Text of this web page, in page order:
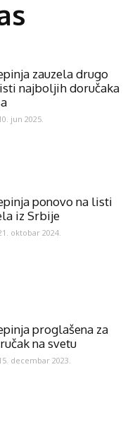
zauzela drugo
najboljih doručaka
jun 2025.
ponovo na listi
iz Srbije
oktobar 2024.
proglašena za
na svetu
decembar 2023.